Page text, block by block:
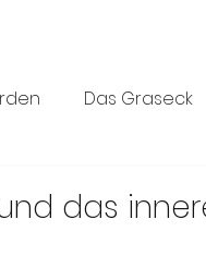
Das Graseck
das